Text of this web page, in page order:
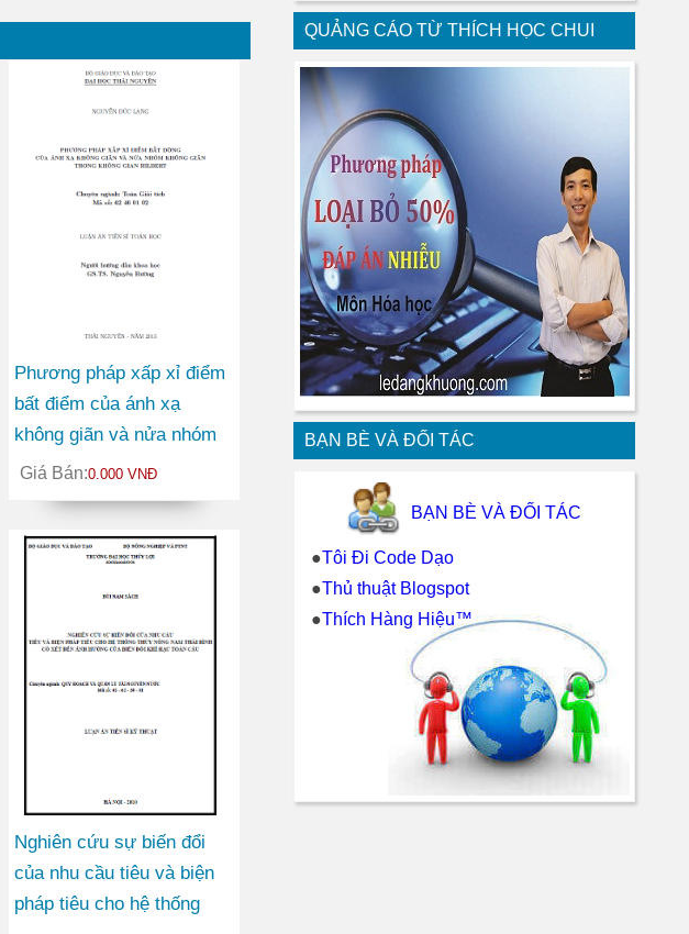
Phương pháp xấp xỉ điểm
bất điểm của ánh xạ
không giãn và nửa nhóm
không giãn trong không
gian Hilbert
Giá Bán:0.000 VNĐ
Nghiên cứu sự biến đổi
của nhu cầu tiêu và biện
pháp tiêu cho hệ thống
QUẢNG CÁO TỪ THÍCH HỌC CHUI
BẠN BÈ VÀ ĐỐI TÁC
BẠN BÈ VÀ ĐỐI TÁC
●Tôi Đi Code Dạo
●Thủ thuật Blogspot
●Thích Hàng Hiệu™